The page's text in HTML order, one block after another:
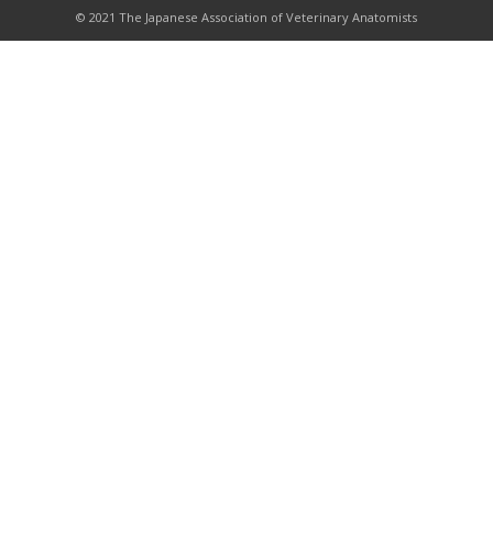
© 2021 The Japanese Association of Veterinary Anatomists